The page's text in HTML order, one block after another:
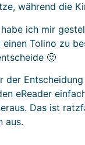
während die
ich mir
einen Tolino zu
🙂
der
eReader
Das ist
aus.